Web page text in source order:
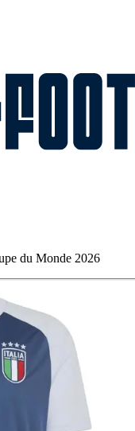
du Monde 2026